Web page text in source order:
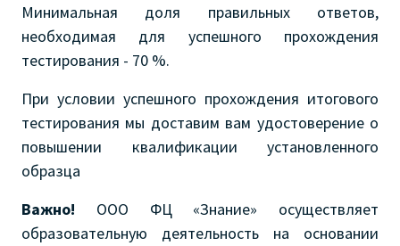
Минимальная доля правильных ответов,
необходимая для успешного прохождения
тестирования - 70 %.
При условии успешного прохождения итогового
тестирования мы доставим вам удостоверение о
повышении квалификации установленного
образца
Важно! ООО ФЦ «Знание» осуществляет
образовательную деятельность на основании